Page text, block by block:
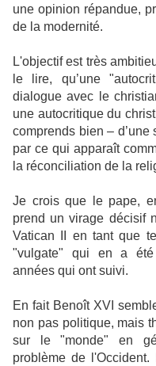
une opinion répandue,
de la modernité.
L'objectif est très
le lire, qu’une
dialogue avec le
une autocritique du
comprends bien –
par ce qui apparaît
la réconciliation de la
Je crois que le pape,
prend un virage décisif
Vatican II en tant que
"vulgate" qui en a été
années qui ont suivi.
En fait Benoît XVI
non pas politique, mais
sur le "monde" en
problème de